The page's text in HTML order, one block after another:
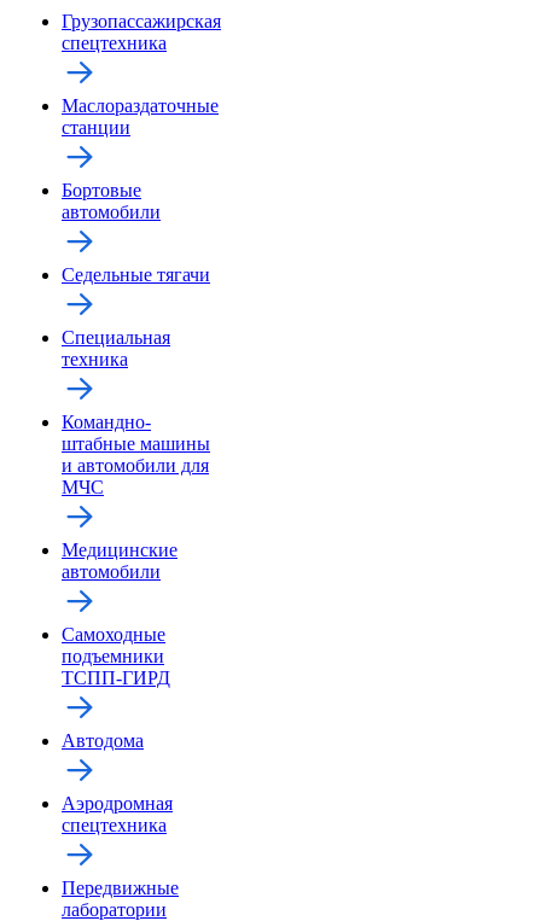
Грузопассажирская
спецтехника
Маслораздаточные
станции
Бортовые
автомобили
Седельные тягачи
Специальная
техника
Командно-
штабные машины
и автомобили для
МЧС
Медицинские
автомобили
Самоходные
подъемники
ТСПП-ГИРД
Автодома
Аэродромная
спецтехника
Передвижные
лаборатории